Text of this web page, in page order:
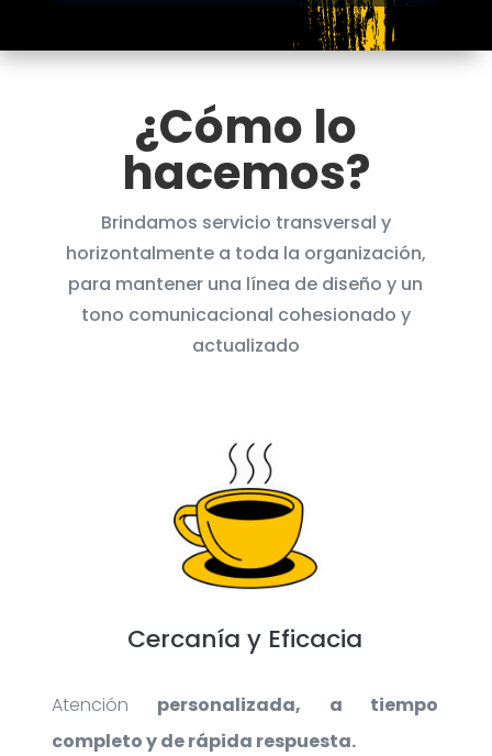
¿Cómo lo
hacemos?
Brindamos servicio transversal y
horizontalmente a toda la organización,
para mantener una línea de diseño y un
tono comunicacional cohesionado y
actualizado
Cercanía y Eficacia
Atención personalizada, a tiempo
completo y de rápida respuesta.